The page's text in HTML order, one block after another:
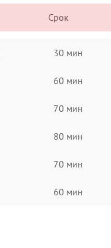
Срок
30 мин
60 мин
70 мин
80 мин
70 мин
60 мин